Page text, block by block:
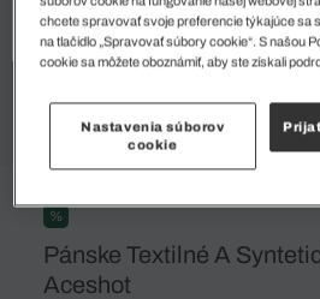
%
Pánske Textilné A
Aceshot
chcete spravovať svoje preferencie týkajúce sa
na tlačidlo „Spravovať súbory cookie“. S našou
cookie sa môžete oboznámiť, aby ste získali
Nastavenia súborov
cookie